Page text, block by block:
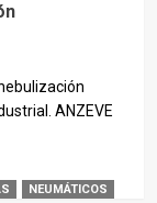
ANZEVE
NEUMÁTICOS